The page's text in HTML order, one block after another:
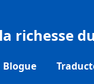
richesse
Blogue